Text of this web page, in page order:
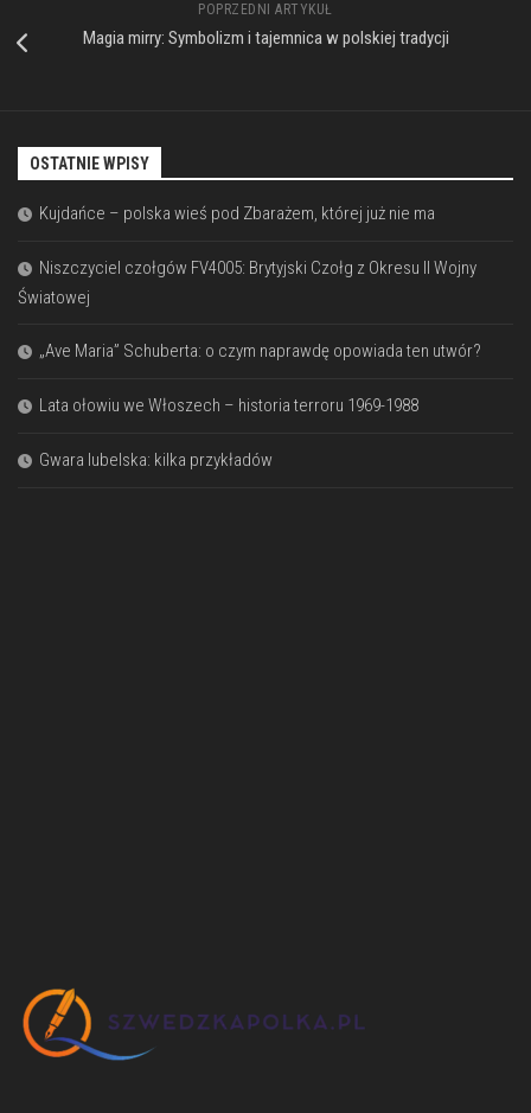
POPRZEDNI ARTYKUŁ
Magia mirry: Symbolizm i tajemnica w polskiej tradycji
OSTATNIE WPISY
Kujdańce – polska wieś pod Zbarażem, której już nie ma
Niszczyciel czołgów FV4005: Brytyjski Czołg z Okresu II Wojny
Światowej
„Ave Maria” Schuberta: o czym naprawdę opowiada ten utwór?
Lata ołowiu we Włoszech – historia terroru 1969-1988
Gwara lubelska: kilka przykładów